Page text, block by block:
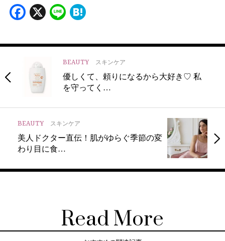
Facebook
X Line
BEAUTY スキンケア
優しくて、頼りになるから大好き♡ 私
を守ってく…
BEAUTY スキンケア
美人ドクター直伝！肌がゆらぐ季節の変
わり目に食…
Read More